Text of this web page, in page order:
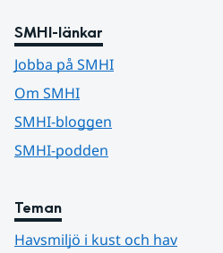
SMHI-länkar
Jobba på SMHI
Om SMHI
SMHI-bloggen
SMHI-podden
Teman
Havsmiljö i kust och hav